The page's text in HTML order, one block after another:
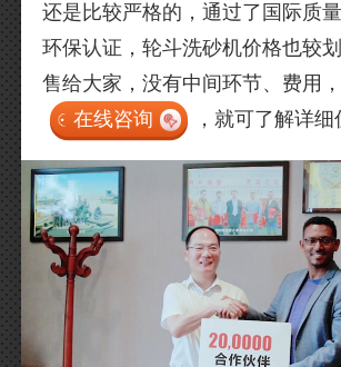
还是比较严格的，通过了国际质
环保认证，轮斗洗砂机价格也较
售给大家，没有中间环节、费用
在线咨询
，就可了解详细